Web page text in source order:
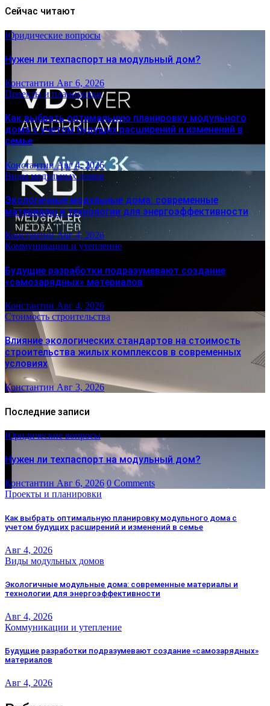
Сейчас читают
Юридические вопросы
Нужен ли техпаспорт на модульный дом?
Константин Авг 6, 2026
Проекты и планировки
Как выбрать оптимальную планировку модульного
дома с учетом будущих расширений и изменений в
семье
КонстантинАвг 4, 2026
Виды модульных домов
Экологичные модульные дома: современные
материалы и технологии для энергоэффективности
КонстантинАвг 4, 2026
Коммуникации и утепление
Будущие разработки подразумевают создание
«самозарядных» материалов
Константин Авг 4, 2026
Стоимость строительства
Влияние экологических стандартов на стоимость
строительства жилых комплексов в современных
условиях
Константин Авг 3, 2026
Последние записи
Юридические вопросы
Нужен ли техпаспорт на модульный дом?
Константин Авг 6, 2026 0 Comments
Проекты и планировки
Как выбрать оптимальную планировку модульного дома с
учетом будущих расширений и изменений в семье
Авг 4, 2026
Виды модульных домов
Экологичные модульные дома: современные материалы и
технологии для энергоэффективности
Авг 4, 2026
Коммуникации и утепление
Будущие разработки подразумевают создание «самозарядных»
материалов
Авг 4, 2026